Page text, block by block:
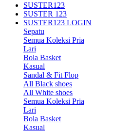
SUSTER123
SUSTER 123
SUSTER123 LOGIN
Sepatu
Semua Koleksi Pria
Lari
Bola Basket
Kasual
Sandal & Fit Flop
All Black shoes
All White shoes
Semua Koleksi Pria
Lari
Bola Basket
Kasual